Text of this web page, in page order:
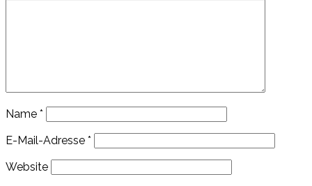
Name *
E-Mail-Adresse *
Website